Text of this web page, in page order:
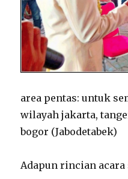
area pentas: untuk
wilayah jakarta,
bogor (Jabodetabek)
Adapun rincian